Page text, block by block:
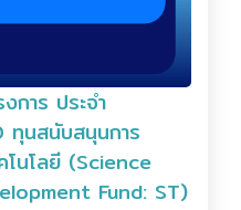
การ ประจำ
นสนับสนุนการ
โนโลยี (Science
Fund: ST)